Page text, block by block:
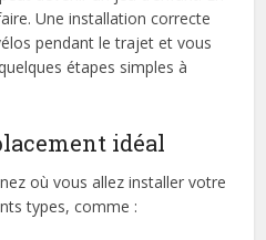
Une installation correcte
pendant le trajet et vous
étapes simples à
idéal
où vous allez installer votre
types, comme :